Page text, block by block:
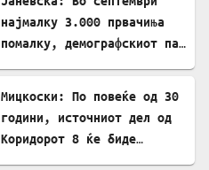
најмалку 3.000 првачиња
помалку, демографскиот пад
Мицкоски: По повеќе од 30
години, источниот дел од
Коридорот 8 ќе биде